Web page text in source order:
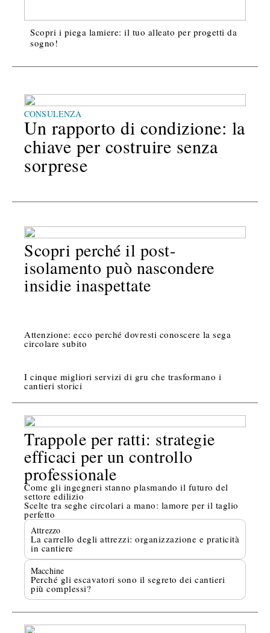
Scopri i piega lamiere: il tuo alleato per progetti da
sogno!
Un rapporto di condizione: la
chiave per costruire senza
sorprese
CONSULENZA
Scopri perché il post-
isolamento può nascondere
insidie inaspettate
Attenzione: ecco perché dovresti conoscere la sega
circolare subito
I cinque migliori servizi di gru che trasformano i
cantieri storici
Trappole per ratti: strategie
efficaci per un controllo
professionale
Come gli ingegneri stanno plasmando il futuro del
settore edilizio
Scelte tra seghe circolari a mano: lamore per il taglio
perfetto
La carrello degli attrezzi: organizzazione e praticità
in cantiere
Attrezzo
Perché gli escavatori sono il segreto dei cantieri
più complessi?
Macchine